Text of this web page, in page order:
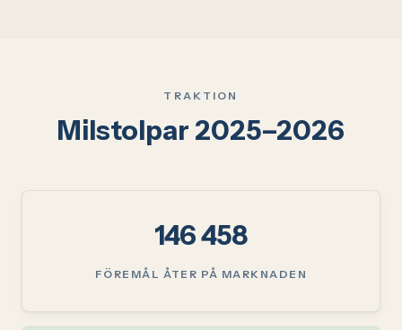
TRAKTION
Milstolpar 2025–2026
146 458
FÖREMÅL ÅTER PÅ MARKNADEN